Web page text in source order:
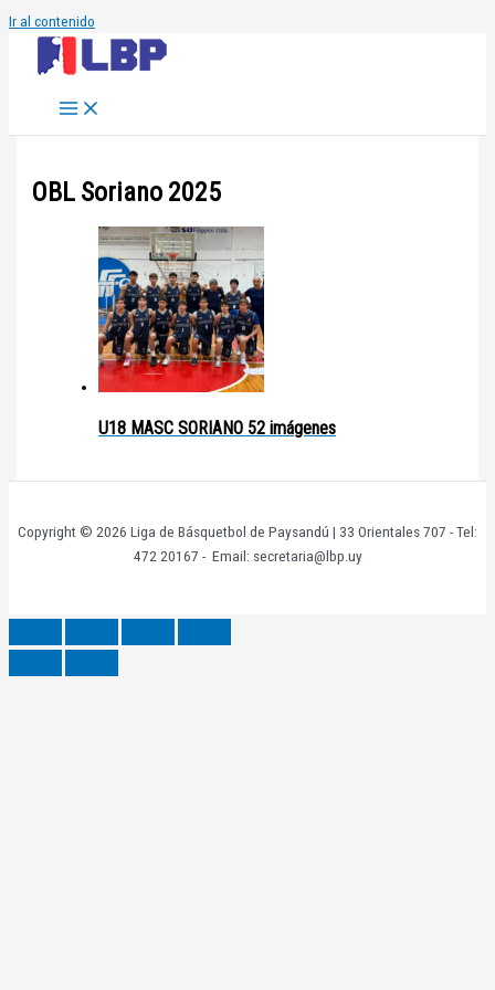
Ir al contenido
OBL Soriano 2025
U18 MASC SORIANO 52 imágenes
Copyright © 2026 Liga de Básquetbol de Paysandú | 33 Orientales 707 - Tel:
472 20167 - Email: secretaria@lbp.uy